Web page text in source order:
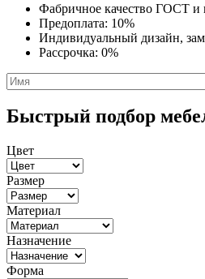
Фабричное качество ГОСТ и
Предоплата: 10%
Индивидуальный дизайн,
Рассрочка: 0%
Быстрый подбор
Цвет
Размер
Материал
Назначение
Форма